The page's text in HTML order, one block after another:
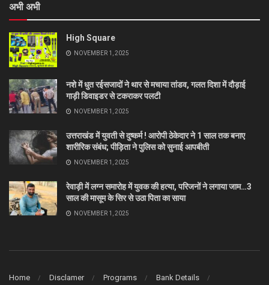
अभी अभी
High Square
NOVEMBER 1, 2025
नशे में धुत रईसजादों ने थार से मचाया तांडव, गलत दिशा में दौड़ाई
गाड़ी डिवाइडर से टकराकर पलटी
NOVEMBER 1, 2025
उत्तराखंड में युवती से दुष्कर्म ! आरोपी ठेकेदार ने 1 साल तक बनाए
शारीरिक संबंध; पीड़िता ने पुलिस को सुनाई आपबीती
NOVEMBER 1, 2025
रेवाड़ी में लग्न समारोह में युवक की हत्या, परिजनों ने लगाया जाम…3
साल की मासूम के सिर से उठा पिता का साया
NOVEMBER 1, 2025
Home Disclamer Programs Bank Details